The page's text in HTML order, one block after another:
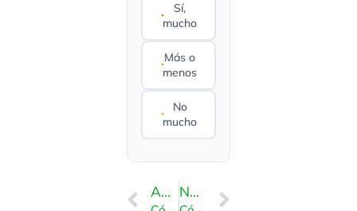
Sí,
mucho
Más o
menos
No
mucho
ANTERIOR NEXT